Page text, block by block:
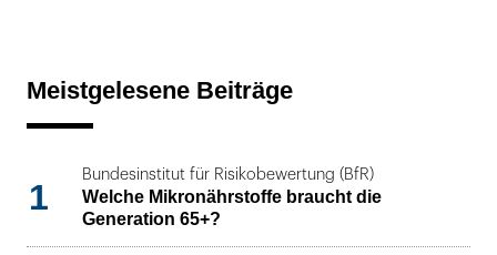
Meistgelesene Beiträge
1
Bundesinstitut für Risikobewertung (BfR)
Welche Mikronährstoffe braucht die
Generation 65+?